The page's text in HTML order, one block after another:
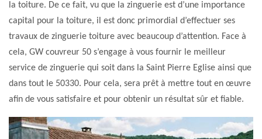
la toiture. De ce fait, vu que la zinguerie est d’une importance
capital pour la toiture, il est donc primordial d’effectuer ses
travaux de zinguerie toiture avec beaucoup d’attention. Face à
cela, GW couvreur 50 s’engage à vous fournir le meilleur
service de zinguerie qui soit dans la Saint Pierre Eglise ainsi que
dans tout le 50330. Pour cela, sera prêt à mettre tout en œuvre
afin de vous satisfaire et pour obtenir un résultat sûr et fiable.